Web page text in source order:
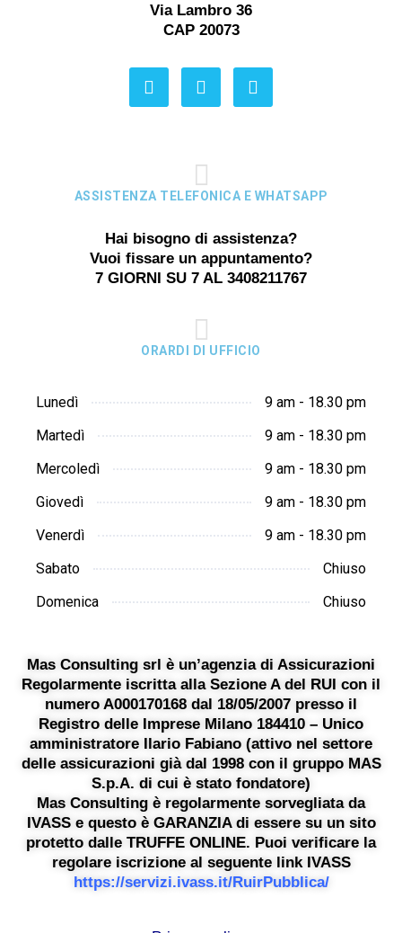
Via Lambro 36
CAP 20073
ASSISTENZA TELEFONICA E WHATSAPP
Hai bisogno di assistenza?
Vuoi fissare un appuntamento?
7 GIORNI SU 7 AL 3408211767
ORARDI DI UFFICIO
Lunedì
9 am - 18.30 pm
Martedì
9 am - 18.30 pm
Mercoledì
9 am - 18.30 pm
Giovedì
9 am - 18.30 pm
Venerdì
9 am - 18.30 pm
Sabato
Chiuso
Domenica
Chiuso
Mas Consulting srl è un’agenzia di Assicurazioni
Regolarmente iscritta alla Sezione A del RUI con il
numero A000170168 dal 18/05/2007 presso il
Registro delle Imprese Milano 184410 – Unico
amministratore Ilario Fabiano (attivo nel settore
delle assicurazioni già dal 1998 con il gruppo MAS
S.p.A. di cui è stato fondatore)
Mas Consulting è regolarmente sorvegliata da
IVASS e questo è GARANZIA di essere su un sito
protetto dalle TRUFFE ONLINE. Puoi verificare la
regolare iscrizione al seguente link IVASS
https://servizi.ivass.it/RuirPubblica/